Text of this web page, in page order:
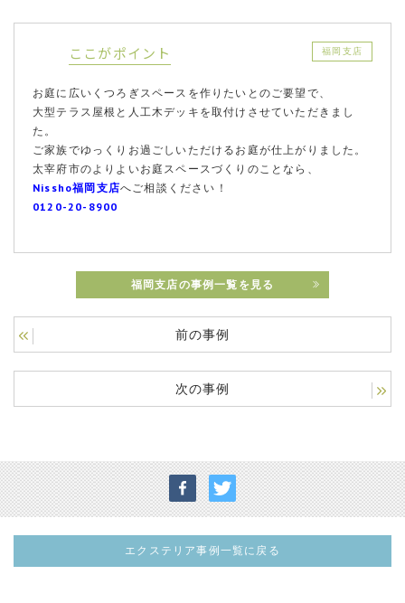
ここがポイント 福岡支店
お庭に広いくつろぎスペースを作りたいとのご要望で、
大型テラス屋根と人工木デッキを取付けさせていただきまし
た。
ご家族でゆっくりお過ごしいただけるお庭が仕上がりました。
太宰府市のよりよいお庭スペースづくりのことなら、
Nissho福岡支店へご相談ください！
0120-20-8900
福岡支店の事例一覧を見る
前の事例
次の事例
エクステリア事例一覧に戻る